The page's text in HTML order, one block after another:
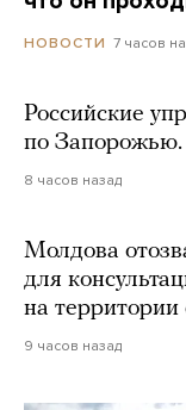
НОВОСТИ 7 часов
Российские
по Запорожью.
8 часов назад
Молдова
для
на территории
9 часов назад